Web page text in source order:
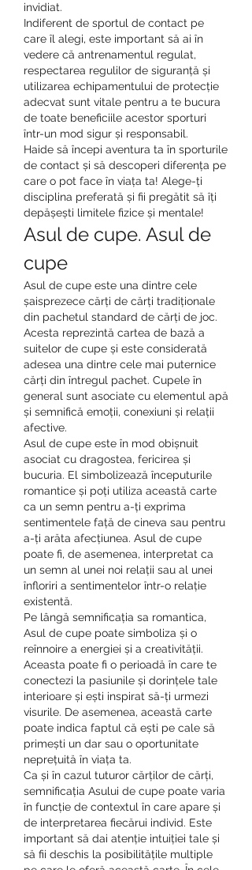
invidiat.
Indiferent de sportul de contact pe
care îl alegi, este important să ai în
vedere că antrenamentul regulat,
respectarea regulilor de siguranță și
utilizarea echipamentului de protecție
adecvat sunt vitale pentru a te bucura
de toate beneficiile acestor sporturi
într-un mod sigur și responsabil.
Haide să începi aventura ta în sporturile
de contact și să descoperi diferența pe
care o pot face în viața ta! Alege-ți
disciplina preferată și fii pregătit să îți
depășești limitele fizice și mentale!
Asul de cupe. Asul de
cupe
Asul de cupe este una dintre cele
șaisprezece cărți de cărți tradiționale
din pachetul standard de cărți de joc.
Acesta reprezintă cartea de bază a
suitelor de cupe și este considerată
adesea una dintre cele mai puternice
cărți din întregul pachet. Cupele în
general sunt asociate cu elementul apă
și semnifică emoții, conexiuni și relații
afective.
Asul de cupe este în mod obișnuit
asociat cu dragostea, fericirea și
bucuria. El simbolizează începuturile
romantice și poți utiliza această carte
ca un semn pentru a-ți exprima
sentimentele față de cineva sau pentru
a-ți arăta afecțiunea. Asul de cupe
poate fi, de asemenea, interpretat ca
un semn al unei noi relații sau al unei
înfloriri a sentimentelor într-o relație
existentă.
Pe lângă semnificația sa romantica,
Asul de cupe poate simboliza și o
reînnoire a energiei și a creativității.
Aceasta poate fi o perioadă în care te
conectezi la pasiunile și dorințele tale
interioare și ești inspirat să-ți urmezi
visurile. De asemenea, această carte
poate indica faptul că ești pe cale să
primești un dar sau o oportunitate
neprețuită în viața ta.
Ca și în cazul tuturor cărților de cărți,
semnificația Asului de cupe poate varia
în funcție de contextul în care apare și
de interpretarea fiecărui individ. Este
important să dai atenție intuiției tale și
să fii deschis la posibilitățile multiple